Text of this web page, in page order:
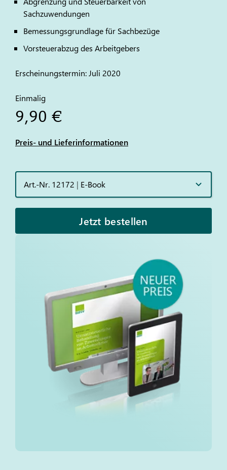
Sachzuwendungen
Bemessungsgrundlage für Sachbezüge
Vorsteuerabzug des Arbeitgebers
Erscheinungstermin: Juli 2020
Einmalig
9,90 €
Preis- und Lieferinformationen
Art.-Nr. 12172 | E-Book
Jetzt bestellen